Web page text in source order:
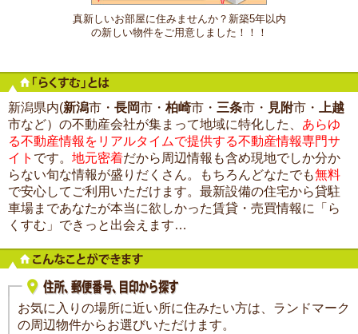
真新しいお部屋に住みませんか？新築5年以内
の新しい物件をご用意しました！！！
新潟県内(新潟市・ 長岡市・柏崎市・ 三条市・ 見附市・
上越
市など）の不動産会社が集まって地域に特化した、 あらゆ
る不動産情報をリアルタイムで提供する不動産情報専門サ
イト です。 地元密着だから周辺情報も含め現地でしか分か
らない旬な情報が盛りだくさん。もちろんどなたでも無料
で安心してご利用いただけます。最新設備の住宅から貸駐
車場まであなたが本当に欲しかった賃貸・売買情報に「ら
くすむ」できっと出会えます…
お気に入りの場所に近い所に住みたい方は、ランドマーク
の周辺物件からお選びいただけます。